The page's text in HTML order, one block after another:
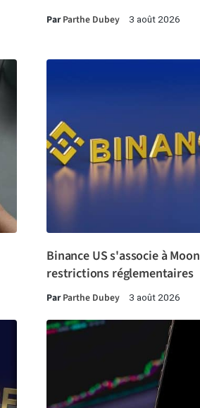
ParParthe Dubey 3 août 2026
Binance US s'associe à
restrictions réglementaires
ParParthe Dubey 3 août 2026